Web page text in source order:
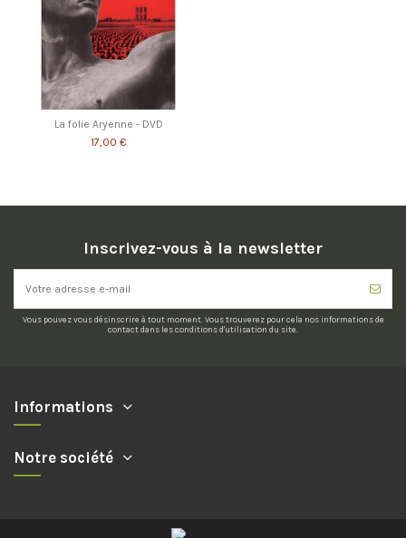
La folie Aryenne - DVD
17,00 €
Inscrivez-vous à la newsletter
Vous pouvez vous désinscrire à tout moment. Vous trouverez pour cela nos informations de
contact dans les conditions d'utilisation du site.
Informations
Notre société